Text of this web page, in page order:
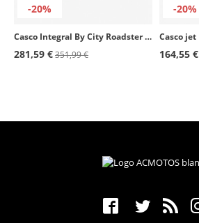
-20%
Casco Integral By City Roadster III Carbono, Azul y Dorado
281,59 €351,99 €
-20%
164,55 €